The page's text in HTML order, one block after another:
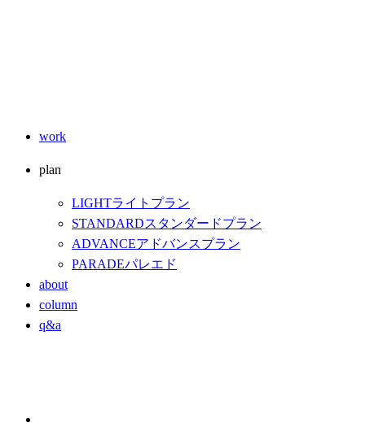
work
plan
LIGHTライトプラン
STANDARDスタンダードプラン
ADVANCEアドバンスプラン
PARADEパレエド
about
column
q&a